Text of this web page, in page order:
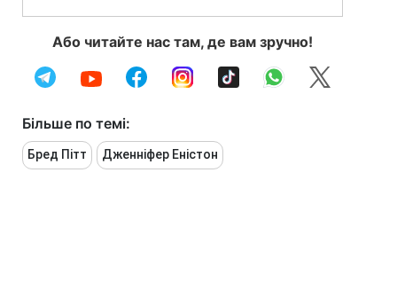
Або читайте нас там, де вам зручно!
Більше по темі:
Бред Пітт Дженніфер Еністон